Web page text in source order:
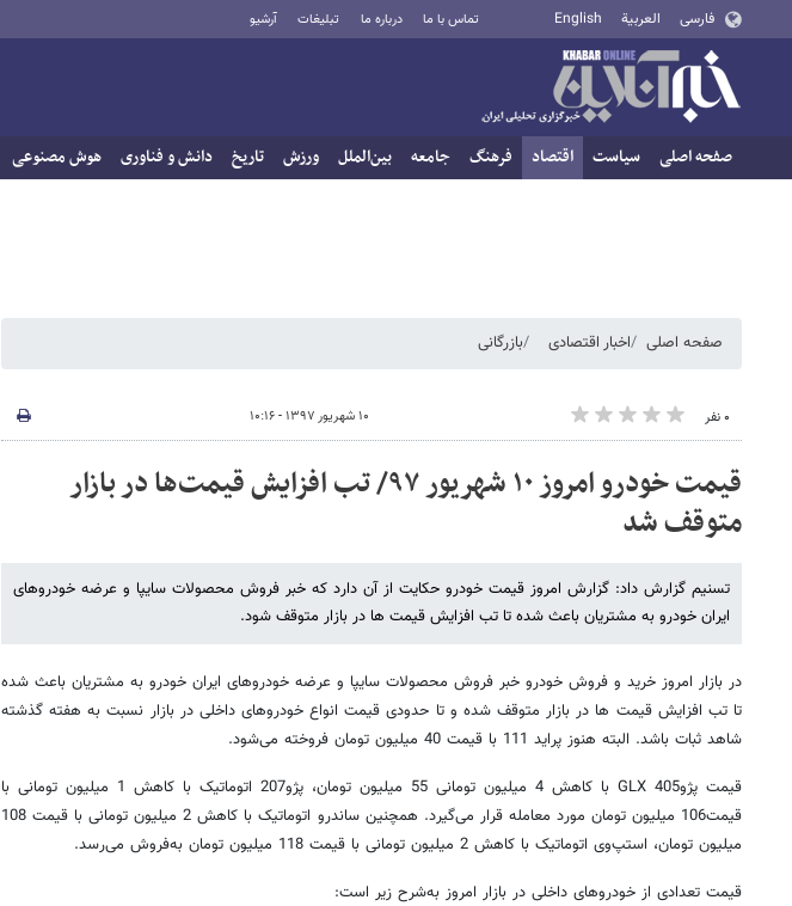
فارسی العربية English تماس با ما درباره ما تبلیغات آرشیو
صفحه اصلی سیاست اقتصاد فرهنگ جامعه بین‌الملل ورزش تاریخ دانش و فناوری هوش مصنوعی
صفحه اصلی اخبار اقتصادی بازرگانی
۰ نفر ۱۰ شهریور ۱۳۹۷ - ۱۰:۱۶
قیمت خودرو امروز ۱۰ شهریور ۹۷/ تب افزایش قیمت‌ها در بازار
متوقف شد
تسنیم گزارش داد: گزارش امروز قیمت خودرو حکایت از آن دارد که خبر فروش محصولات سایپا و عرضه خودروهای
ایران خودرو به مشتریان باعث شده تا تب افزایش قیمت ها در بازار متوقف شود.
در بازار امروز خرید و فروش خودرو خبر فروش محصولات سایپا و عرضه خودروهای ایران خودرو به مشتریان باعث شده
تا تب افزایش قیمت ها در بازار متوقف شده و تا حدودی قیمت انواع خودروهای داخلی در بازار نسبت به هفته گذشته
شاهد ثبات باشد. البته هنوز پراید 111 با قیمت 40 میلیون تومان فروخته می‌شود.
قیمت پژو405 GLX با کاهش 4 میلیون تومانی 55 میلیون تومان، پژو207 اتوماتیک با کاهش 1 میلیون تومانی با
قیمت106 میلیون تومان مورد معامله قرار می‌گیرد. همچنین ساندرو اتوماتیک با کاهش 2 میلیون تومانی با قیمت 108
میلیون تومان، استپ‌وی اتوماتیک با کاهش 2 میلیون تومانی با قیمت 118 میلیون تومان به‌فروش می‌رسد.
قیمت تعدادی از خودروهای داخلی در بازار امروز به‌‌شرح زیر است: